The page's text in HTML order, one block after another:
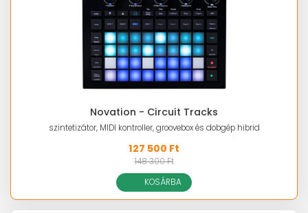
Novation - Circuit Tracks
szintetizátor, MIDI kontroller, groovebox és dobgép hibrid
127 500 Ft
148 300 Ft
KOSÁRBA